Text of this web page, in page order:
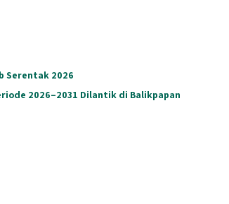
Serentak 2026
2026–2031 Dilantik di Balikpapan